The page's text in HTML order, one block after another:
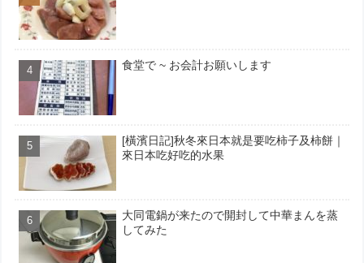
食堂で ~ お会計お願いします
[橫濱日記]秋冬來日本就是要吃柿子及柿餅｜
來日本吃好吃的水果
大同電鍋が来たので開封して中華まんを蒸
してみた